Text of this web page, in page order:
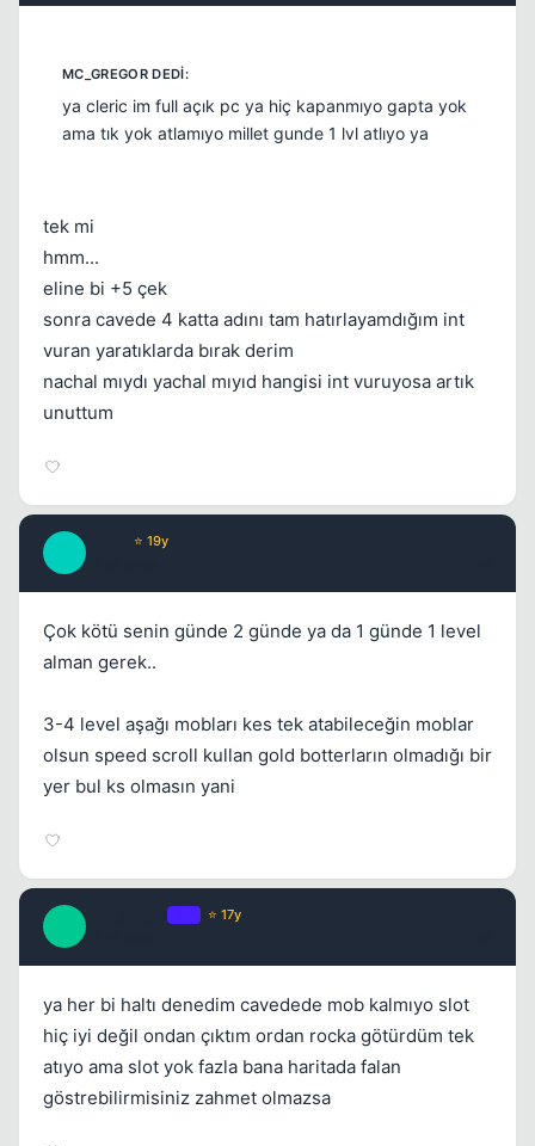
ya cleric im full açık pc ya hiç kapanmıyo gapta yok
ama tık yok atlamıyo millet gunde 1 lvl atlıyo ya
tek mi
hmm...
eline bi +5 çek
sonra cavede 4 katta adını tam hatırlayamdığım int
vuran yaratıklarda bırak derim
nachal mıydı yachal mıyıd hangisi int vuruyosa artık
unuttum
⭐ 19y
Çok kötü senin günde 2 günde ya da 1 günde 1 level
alman gerek..
3-4 level aşağı mobları kes tek atabileceğin moblar
olsun speed scroll kullan gold botterların olmadığı bir
yer bul ks olmasın yani
⭐ 17y
ya her bi haltı denedim cavedede mob kalmıyo slot
hiç iyi değil ondan çıktım ordan rocka götürdüm tek
atıyo ama slot yok fazla bana haritada falan
göstrebilirmisiniz zahmet olmazsa